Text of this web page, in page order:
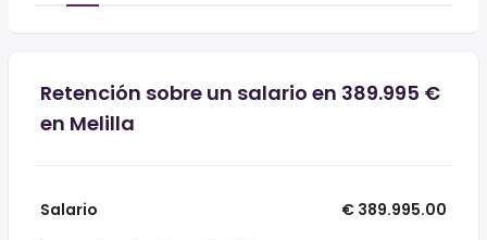
Retención sobre un salario en 389.995 €
en Melilla
Salario
€ 389.995.00